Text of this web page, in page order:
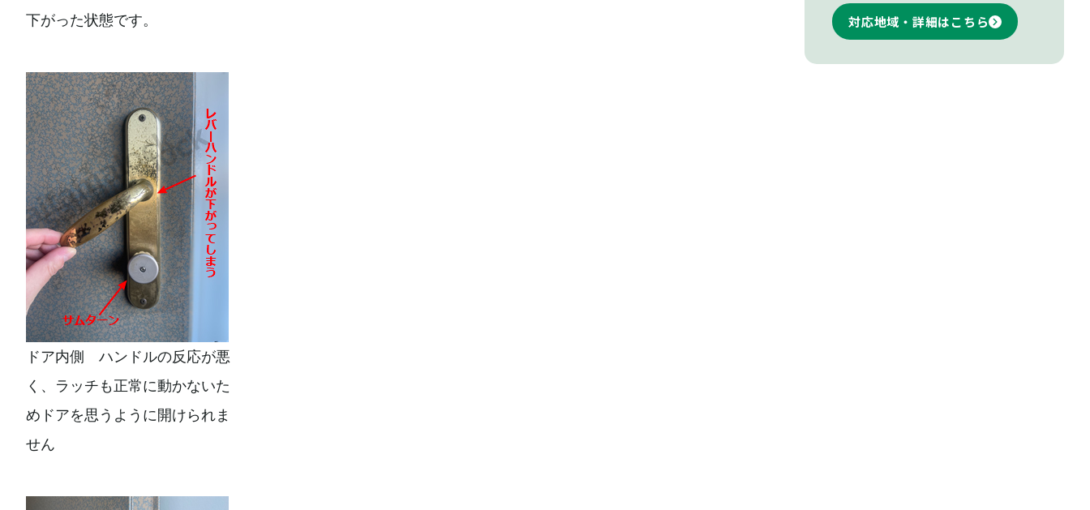
下がった状態です。
ドア内側 ハンドルの反応が悪
く、ラッチも正常に動かないた
めドアを思うように開けられま
せん
対応地域・詳細はこちら